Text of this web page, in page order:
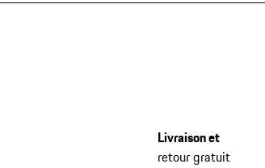
Livraison et
retour gratuit